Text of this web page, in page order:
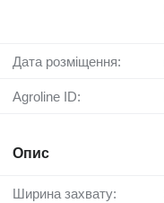
Дата розміщення:
Agroline ID:
Опис
Ширина захвату: